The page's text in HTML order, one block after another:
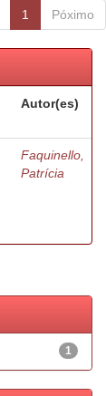
1 Póximo
Autor(es)
Faquinello,
Patrícia
1